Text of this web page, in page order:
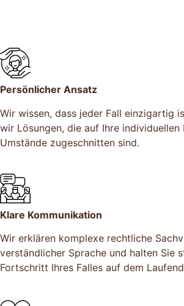
Persönlicher Ansatz
Wir wissen, dass jeder Fall einzigartig
wir Lösungen, die auf Ihre individuellen
Umstände zugeschnitten sind.
Klare Kommunikation
Wir erklären komplexe rechtliche
verständlicher Sprache und halten Sie
Fortschritt Ihres Falles auf dem